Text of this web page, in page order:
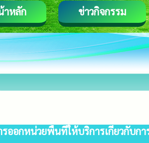
าหลัก ข่าวกิจกรรม
ารออกหน่วยพื้นที่ให้บริการเกี่ยวกั